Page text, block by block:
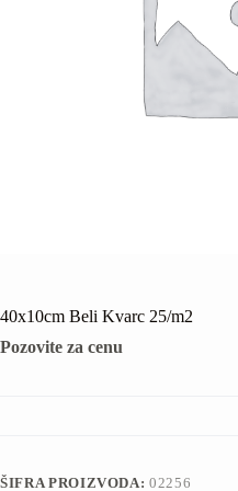
40x10cm Beli Kvarc 25/m2
Pozovite za cenu
ŠIFRA PROIZVODA:02256